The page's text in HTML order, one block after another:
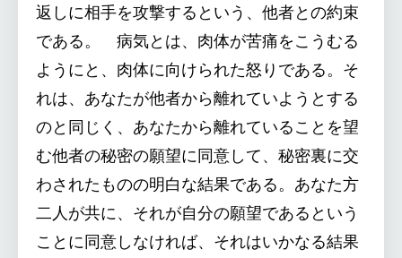
返しに相手を攻撃するという、他者との約束
である。 病気とは、肉体が苦痛をこうむる
ようにと、肉体に向けられた怒りである。そ
れは、あなたが他者から離れていようとする
のと同じく、あなたから離れていることを望
む他者の秘密の願望に同意して、秘密裏に交
わされたものの明白な結果である。あなた方
二人が共に、それが自分の願望であるという
ことに同意しなければ、それはいかなる結果